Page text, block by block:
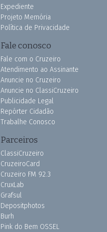
Expediente
Projeto Memória
Política de Privacidade
Fale conosco
Fale com o Cruzeiro
Atendimento ao Assinante
Anuncie no Cruzeiro
Anuncie no ClassiCruzeiro
Publicidade Legal
Repórter Cidadão
Trabalhe Conosco
Parceiros
ClassiCruzeiro
CruzeiroCard
Cruzeiro FM 92.3
CruxLab
Grafsul
Depositphotos
Burh
Pink do Bem OSSEL